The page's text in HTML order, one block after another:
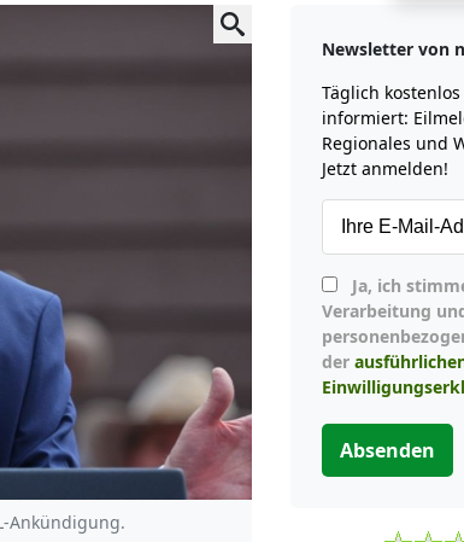
Ankündigung.
Newsletter von
Täglich
informiert:
Regionales und
Jetzt anmelden!
Verarbeitung
der
Absenden